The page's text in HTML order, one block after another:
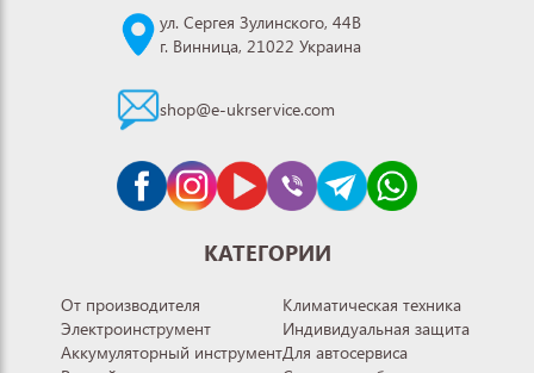
ул. Сергея Зулинского, 44В
г. Винница, 21022 Украина
shop@e-ukrservice.com
КАТЕГОРИИ
От производителя
Электроинструмент
Аккумуляторный инструмент
Климатическая техника
Индивидуальная защита
Для автосервиса